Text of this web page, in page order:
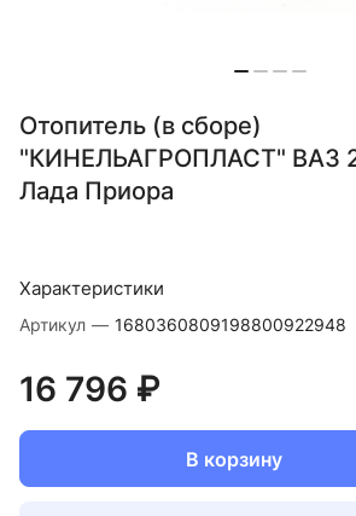
Отопитель (в сборе)
"КИНЕЛЬАГРОПЛАСТ" ВАЗ
Лада Приора
Характеристики
Артикул — 1680360809198800922948
16 796 ₽
В корзину